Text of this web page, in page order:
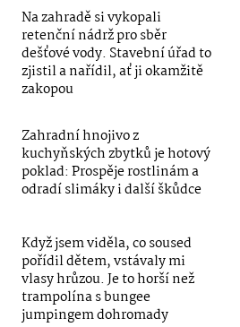
Na zahradě si vykopali
retenční nádrž pro sběr
dešťové vody. Stavební úřad to
zjistil a nařídil, ať ji okamžitě
zakopou
Zahradní hnojivo z
kuchyňských zbytků je hotový
poklad: Prospěje rostlinám a
odradí slimáky i další škůdce
Když jsem viděla, co soused
pořídil dětem, vstávaly mi
vlasy hrůzou. Je to horší než
trampolína s bungee
jumpingem dohromady